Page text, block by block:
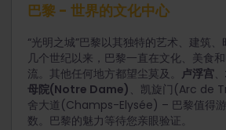
巴黎 - 世界的文化中心
“光明之城”巴黎以其独特的艺术、建筑、
几个世纪以来，巴黎一直在文化、美食
流。其他任何地方都望尘莫及。 卢浮宫、
母院(Notre Dame) 、凯旋门(Arc de
舍大道(Champs-Elysée) – 巴黎值得
数。巴黎的魅力等待您亲眼验证。